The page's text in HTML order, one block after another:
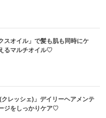
スオイル」で髪も肌も同時にケ
るマルチオイル♡
レッシェ)」デイリーヘアメンテ
ジをしっかりケア♡